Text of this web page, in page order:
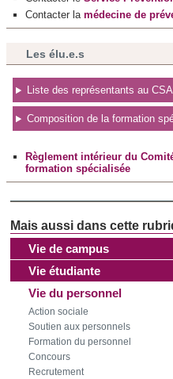
ont collectées lors de
Vie de campus
Vie étudiante
Vie du personnel
Action sociale
Soutien aux personnels
Formation du personnel
Concours
Recrutement
Contacter la médecine de
Les élu.e.s
Liste des représentants au CSA
Composition de la formation
Règlement intérieur du
formation spécialisée